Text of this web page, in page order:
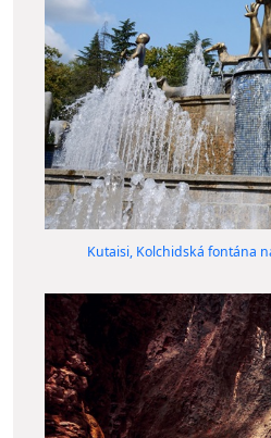
Kutaisi, Kolchidská fontána